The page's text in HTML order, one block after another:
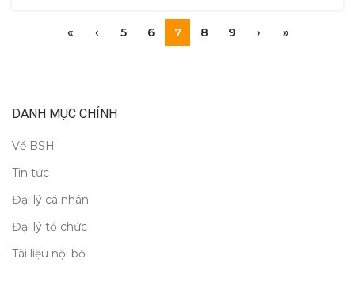
« ‹ 5 6 7 8 9 › »
DANH MỤC CHÍNH
Về BSH
Tin tức
Đại lý cá nhân
Đại lý tổ chức
Tài liệu nội bộ